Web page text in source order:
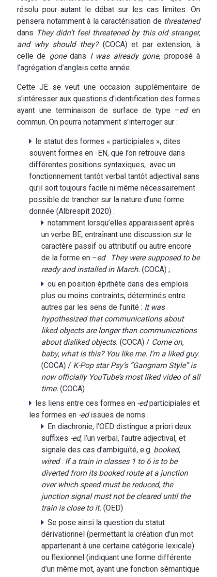
résolu pour autant le débat sur les cas limites. On
pensera notamment à la caractérisation de threatened
dans They didn’t feel threatenedby this old stranger,
and why should they?(COCA) et par extension, à
celle de gonedans I was already gone, proposé à
l’agrégation d’anglais cette année.
Cette JE se veut une occasion supplémentaire de
s’intéresser aux questions d’identification des formes
ayant une terminaison de surface de type –eden
commun. On pourra notamment s’interroger sur :
le statut des formes « participiales », dites
souvent formes en -EN, que l’on retrouve dans
différentes positions syntaxiques, avec un
fonctionnement tantôt verbal tantôt adjectival sans
qu’il soit toujours facile ni même nécessairement
possible de trancher sur la nature d’une forme
donnée (Albrespit 2020) :
notamment lorsqu’elles apparaissent après
un verbe BE, entraînant une discussion sur le
caractère passif ou attributif ou autre encore
de la forme en –ed: They weresupposedto be
ready andinstalledin March. (COCA) ;
ou en position épithète dans des emplois
plus ou moins contraints, déterminés entre
autres par les sens de l’unité : It was
hypothesized that communications about
likedobjects are longer than communications
aboutdislikedobjects. (COCA) / Come on,
baby, what is this? You like me. I’m a likedguy.
(COCA) / K-Pop star Psy’s “Gangnam Style” is
now officially YouTube’s mostlikedvideo of all
time. (COCA)
les liens entre ces formes en -edparticipiales et
les formes en -edissues de noms :
En diachronie, l’OED distingue a priori deux
suffixes -ed, l’un verbal, l’autre adjectival, et
signale des cas d’ambiguïté, e.g. booked,
wired: If a train in classes 1 to 6 is to be
diverted from its bookedroute at a junction
over which speed must be reduced, the
junction signal must not be cleared until the
train is close to it. (OED)
Se pose ainsi la question du statut
dérivationnel (permettant la création d’un mot
appartenant à une certaine catégorie lexicale)
ou flexionnel (indiquant une forme différente
d’un même mot, ayant une fonction sémantique